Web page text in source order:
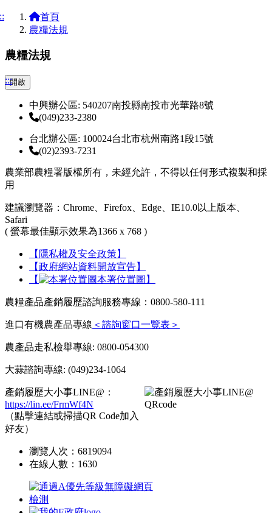
首頁
農糧法規
農糧法規
:::開啟
中興辦公區: 540207南投縣南投市光華路8號
(049)233-2380
台北辦公區: 100024台北市杭州南路1段15號
(02)2393-7231
農業部農糧署版權所有，未經允許，不得以任何形式複製和採
用
建議瀏覽器：Chrome、Firefox、Edge、IE10.0以上版本、
Safari
( 螢幕最佳顯示效果為1366 x 768 )
【隱私權及安全政策】
【政府網站資料開放宣告】
【
本署位置圖】
農糧產品產銷履歷諮詢服務專線：0800-580-111
進口有機農產品專線 ＜諮詢窗口一覽表＞
農產品走私檢舉專線: 0800-054300
大蒜諮詢專線: (049)234-1064
產銷履歷大小事LINE@：
https://lin.ee/FrmWf4N
（點擊連結或掃描QR Code加入
好友）
瀏覽人次： 6819094
在線人數： 1630